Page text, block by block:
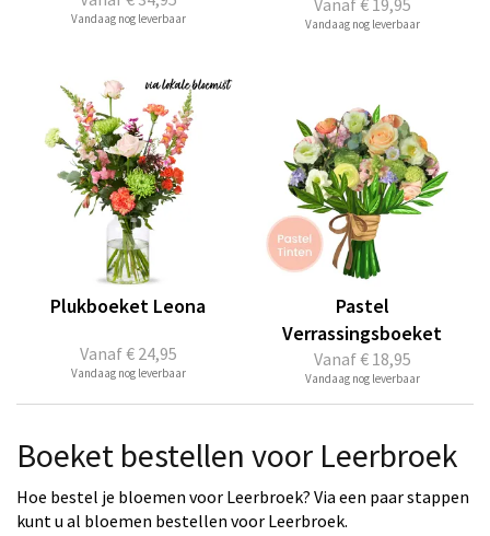
Vandaag nog leverbaar
Vanaf€ 19,95
Vandaag nog leverbaar
Vanaf€ 24,95
Plukboeket Leona
Vandaag nog leverbaar
Vanaf€ 18,95
Pastel
Verrassingsboeket
Vandaag nog leverbaar
Boeket bestellen voor Leerbroek
Hoe bestel je bloemen voor Leerbroek? Via een paar stappen
kunt u al bloemen bestellen voor Leerbroek.